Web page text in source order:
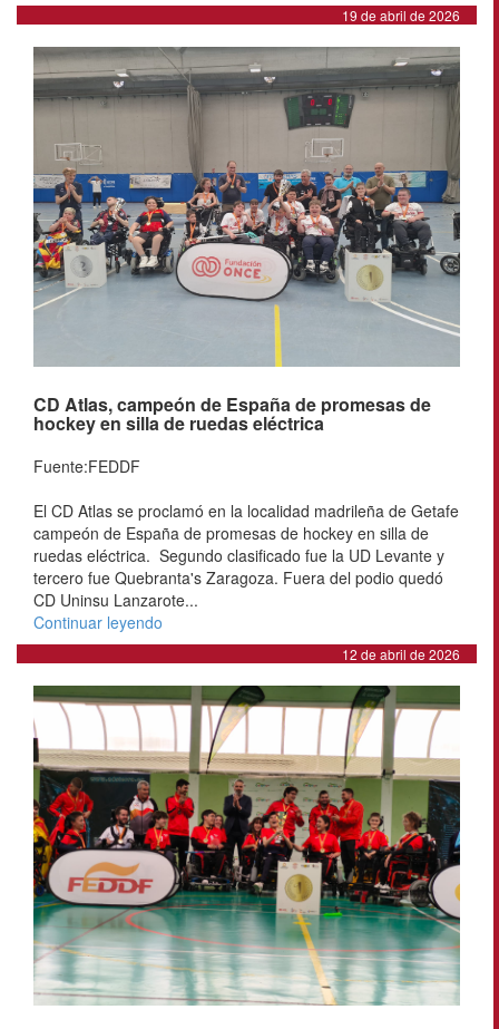
19 de abril de 2026
CD Atlas, campeón de España de promesas de
hockey en silla de ruedas eléctrica
Fuente:FEDDF
El CD Atlas se proclamó en la localidad madrileña de Getafe
campeón de España de promesas de hockey en silla de
ruedas eléctrica. Segundo clasificado fue la UD Levante y
tercero fue Quebranta's Zaragoza. Fuera del podio quedó
CD Uninsu Lanzarote...
Continuar leyendo
12 de abril de 2026